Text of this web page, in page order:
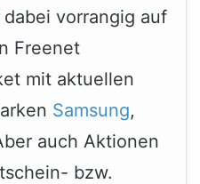
vorrangig auf
Freenet
mit aktuellen
Samsung,
auch Aktionen
bzw.